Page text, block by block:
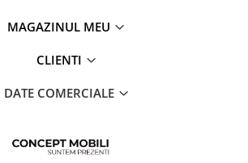
MAGAZINUL MEU
CLIENTI
DATE COMERCIALE